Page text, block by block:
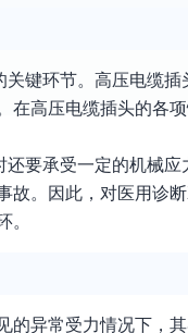
键环节。高压电缆
高压电缆插头的各
要承受一定的机械
。因此，对医用诊
。
异常受力情况下，